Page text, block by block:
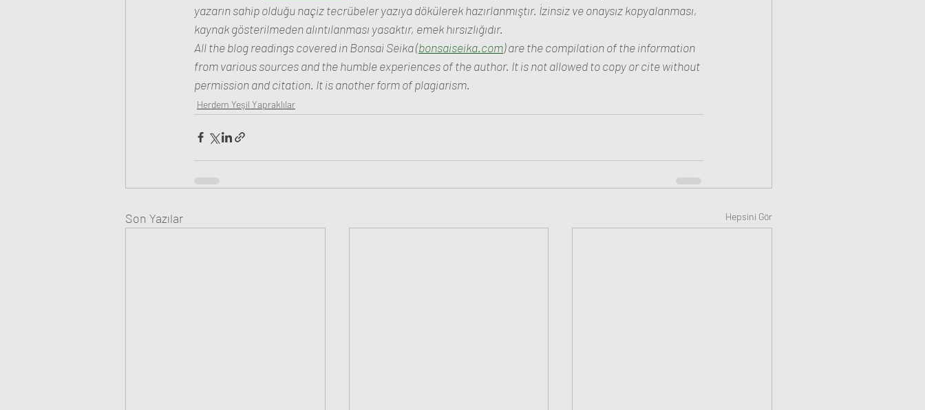
yazarın sahip olduğu naçiz tecrübeler yazıya dökülerek hazırlanmıştır. İzinsiz ve onaysız kopyalanması,
kaynak gösterilmeden alıntılanması yasaktır, emek hırsızlığıdır.
All the blog readings covered in Bonsai Seika (bonsaiseika.com) are the compilation of the information
from various sources and the humble experiences of the author. It is not allowed to copy or cite without
permission and citation. It is another form of plagiarism.
Herdem Yeşil Yapraklılar
Son Yazılar Hepsini Gör